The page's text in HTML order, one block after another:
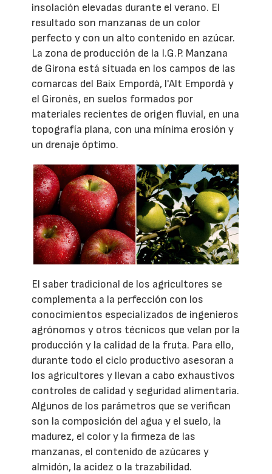
insolación elevadas durante el verano. El
resultado son manzanas de un color
perfecto y con un alto contenido en azúcar.
La zona de producción de la I.G.P. Manzana
de Girona está situada en los campos de las
comarcas del Baix Empordà, l'Alt Empordà y
el Gironès, en suelos formados por
materiales recientes de origen fluvial, en una
topografía plana, con una mínima erosión y
un drenaje óptimo.
El saber tradicional de los agricultores se
complementa a la perfección con los
conocimientos especializados de ingenieros
agrónomos y otros técnicos que velan por la
producción y la calidad de la fruta. Para ello,
durante todo el ciclo productivo asesoran a
los agricultores y llevan a cabo exhaustivos
controles de calidad y seguridad alimentaria.
Algunos de los parámetros que se verifican
son la composición del agua y el suelo, la
madurez, el color y la firmeza de las
manzanas, el contenido de azúcares y
almidón, la acidez o la trazabilidad.